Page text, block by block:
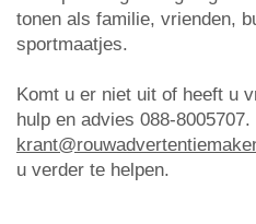
tonen als familie, vrienden,
sportmaatjes.
Komt u er niet uit of heeft u
hulp en advies 088-
u verder te helpen.